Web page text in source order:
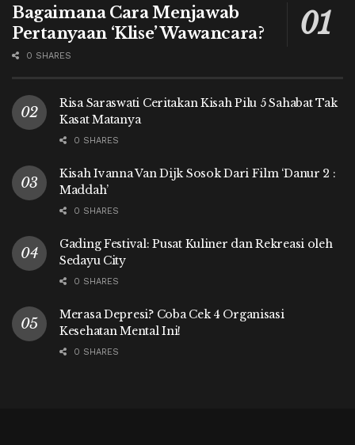
Bagaimana Cara Menjawab
Pertanyaan ‘Klise’ Wawancara?
0 SHARES
Risa Saraswati Ceritakan Kisah Pilu 5 Sahabat Tak
Kasat Matanya
0 SHARES
Kisah Ivanna Van Dijk Sosok Dari Film ‘Danur 2 :
Maddah’
0 SHARES
Gading Festival: Pusat Kuliner dan Rekreasi oleh
Sedayu City
0 SHARES
Merasa Depresi? Coba Cek 4 Organisasi
Kesehatan Mental Ini!
0 SHARES